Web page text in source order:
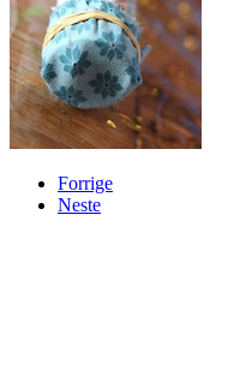
Forrige
Neste